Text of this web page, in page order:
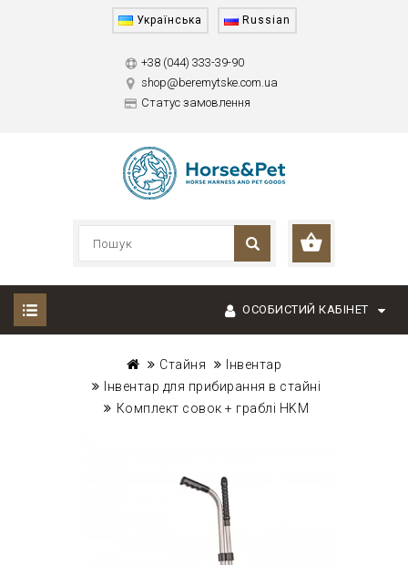
Українська Russian
+38 (044) 333-39-90
shop@beremytske.com.ua
Статус замовлення
ОСОБИСТИЙ КАБІНЕТ
Стайня
Інвентар
Інвентар для прибирання в стайні
Комплект совок + граблі HKM